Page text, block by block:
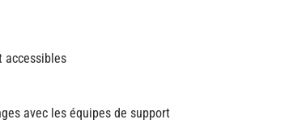
accessibles
avec les équipes de support